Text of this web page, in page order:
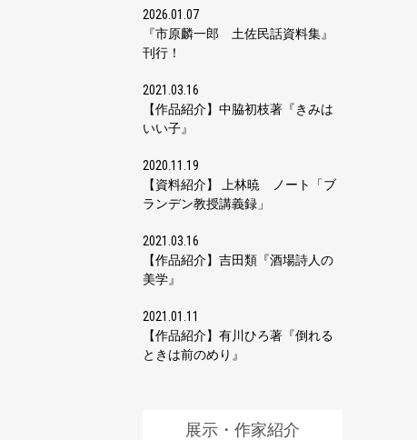
2026.01.07
『市原麟一郎 土佐民話資料集』
刊行！
2021.03.16
【作品紹介】中脇初枝著『きみは
いい子』
2020.11.19
【資料紹介】 上林暁 ノート「ブ
ランデン教授講義録」
2021.03.16
【作品紹介】吉田類『酒場詩人の
美学』
2021.01.11
【作品紹介】有川ひろ著『倒れる
ときは前のめり』
展示・作家紹介